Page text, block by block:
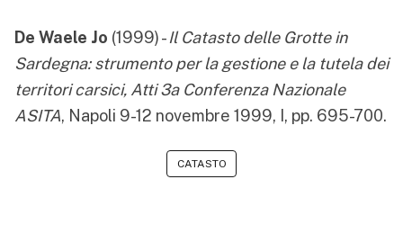
De Waele Jo (1999) -Il Catasto delle Grotte in
Sardegna: strumento per la gestione e la tutela dei
territori carsici, Atti 3a Conferenza Nazionale
ASITA, Napoli 9-12 novembre 1999, I, pp. 695-700.
CATASTO